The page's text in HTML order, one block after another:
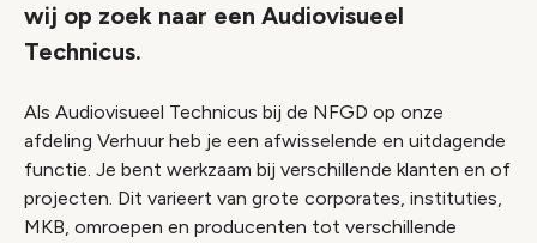
wij op zoek naar een Audiovisueel
Technicus.
Als Audiovisueel Technicus bij de NFGD op onze
afdeling Verhuur heb je een afwisselende en uitdagende
functie. Je bent werkzaam bij verschillende klanten en of
projecten. Dit varieert van grote corporates, instituties,
MKB, omroepen en producenten tot verschillende